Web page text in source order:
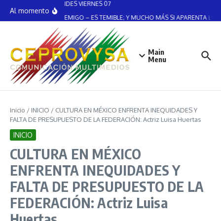
Al momento
EFEMERIDES VIERNES 07
“…EL ENEMIGO – ES TEMIBLE; Y MUCHO MÁS SI APARENTA
Main
Menu
Inicio / INICIO / CULTURA EN MÉXICO ENFRENTA INEQUIDADES Y
FALTA DE PRESUPUESTO DE LA FEDERACIÓN: Actriz Luisa Huertas
INICIO
CULTURA EN MÉXICO
ENFRENTA INEQUIDADES Y
FALTA DE PRESUPUESTO DE LA
FEDERACIÓN: Actriz Luisa